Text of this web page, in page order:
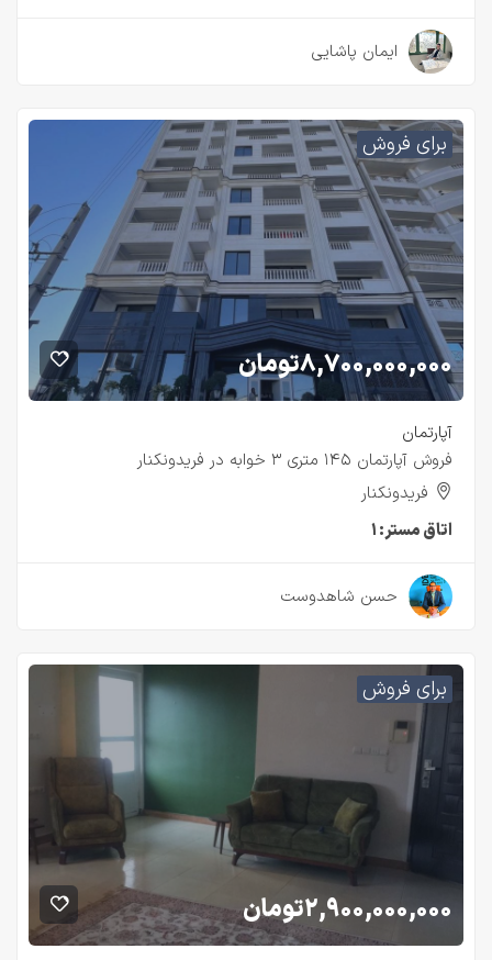
ایمان پاشایی
برای فروش
۸,۷۰۰,۰۰۰,۰۰۰تومان
آپارتمان
فروش آپارتمان ۱۴۵ متری ۳ خوابه در فریدونکنار
فریدونکنار
اتاق مستر:۱
حسن شاهدوست
برای فروش
۲,۹۰۰,۰۰۰,۰۰۰تومان